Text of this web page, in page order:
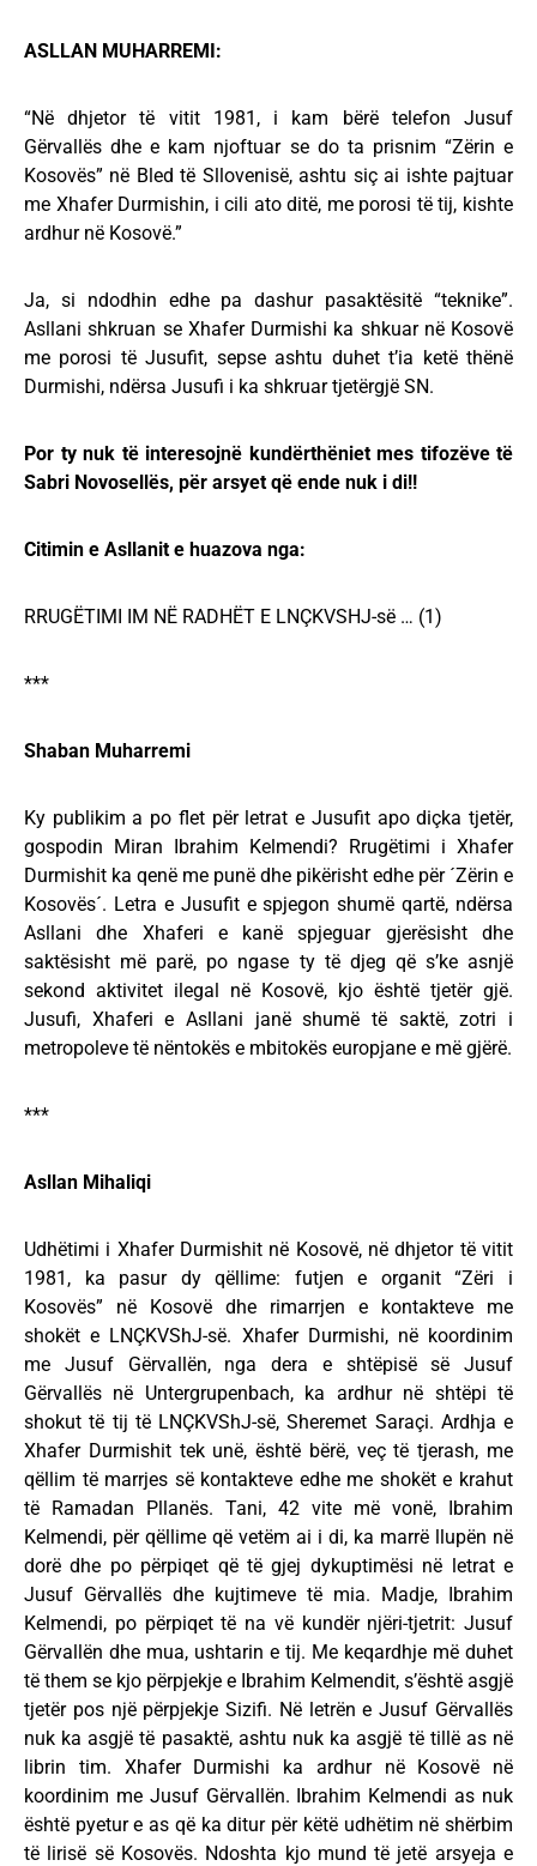
ASLLAN MUHARREMI:
“Në dhjetor të vitit 1981, i kam bërë telefon Jusuf
Gërvallës dhe e kam njoftuar se do ta prisnim “Zërin e
Kosovës” në Bled të Sllovenisë, ashtu siç ai ishte pajtuar
me Xhafer Durmishin, i cili ato ditë, me porosi të tij, kishte
ardhur në Kosovë.”
Ja, si ndodhin edhe pa dashur pasaktësitë “teknike”.
Asllani shkruan se Xhafer Durmishi ka shkuar në Kosovë
me porosi të Jusufit, sepse ashtu duhet t’ia ketë thënë
Durmishi, ndërsa Jusufi i ka shkruar tjetërgjë SN.
Por ty nuk të interesojnë kundërthëniet mes tifozëve të
Sabri Novosellës, për arsyet që ende nuk i di!!
Citimin e Asllanit e huazova nga:
RRUGËTIMI IM NË RADHËT E LNÇKVSHJ-së … (1)
***
Shaban Muharremi
Ky publikim a po flet për letrat e Jusufit apo diçka tjetër,
gospodin Miran Ibrahim Kelmendi? Rrugëtimi i Xhafer
Durmishit ka qenë me punë dhe pikërisht edhe për ´Zërin e
Kosovës´. Letra e Jusufit e spjegon shumë qartë, ndërsa
Asllani dhe Xhaferi e kanë spjeguar gjerësisht dhe
saktësisht më parë, po ngase ty të djeg që s’ke asnjë
sekond aktivitet ilegal në Kosovë, kjo është tjetër gjë.
Jusufi, Xhaferi e Asllani janë shumë të saktë, zotri i
metropoleve të nëntokës e mbitokës europjane e më gjërë.
***
Asllan Mihaliqi
Udhëtimi i Xhafer Durmishit në Kosovë, në dhjetor të vitit
1981, ka pasur dy qëllime: futjen e organit “Zëri i
Kosovës” në Kosovë dhe rimarrjen e kontakteve me
shokët e LNÇKVShJ-së. Xhafer Durmishi, në koordinim
me Jusuf Gërvallën, nga dera e shtëpisë së Jusuf
Gërvallës në Untergrupenbach, ka ardhur në shtëpi të
shokut të tij të LNÇKVShJ-së, Sheremet Saraçi. Ardhja e
Xhafer Durmishit tek unë, është bërë, veç të tjerash, me
qëllim të marrjes së kontakteve edhe me shokët e krahut
të Ramadan Pllanës. Tani, 42 vite më vonë, Ibrahim
Kelmendi, për qëllime që vetëm ai i di, ka marrë llupën në
dorë dhe po përpiqet që të gjej dykuptimësi në letrat e
Jusuf Gërvallës dhe kujtimeve të mia. Madje, Ibrahim
Kelmendi, po përpiqet të na vë kundër njëri-tjetrit: Jusuf
Gërvallën dhe mua, ushtarin e tij. Me keqardhje më duhet
të them se kjo përpjekje e Ibrahim Kelmendit, s’është asgjë
tjetër pos një përpjekje Sizifi. Në letrën e Jusuf Gërvallës
nuk ka asgjë të pasaktë, ashtu nuk ka asgjë të tillë as në
librin tim. Xhafer Durmishi ka ardhur në Kosovë në
koordinim me Jusuf Gërvallën. Ibrahim Kelmendi as nuk
është pyetur e as që ka ditur për këtë udhëtim në shërbim
të lirisë së Kosovës. Ndoshta kjo mund të jetë arsyeja e